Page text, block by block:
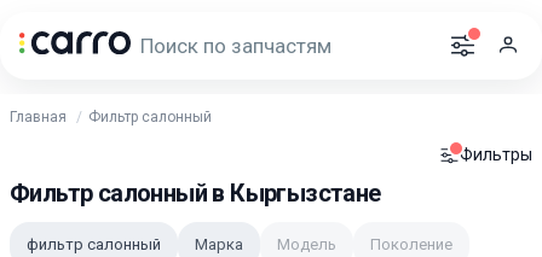
Главная Фильтр салонный
Фильтры
Фильтр салонный в Кыргызстане
фильтр салонный Марка Модель Поколение